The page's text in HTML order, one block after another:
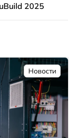
2025
Новости